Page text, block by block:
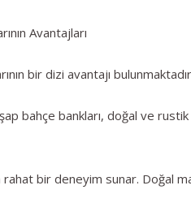
Avantajları
bir dizi avantajı
bahçe bankları, doğal ve
rahat bir deneyim sunar. Doğal